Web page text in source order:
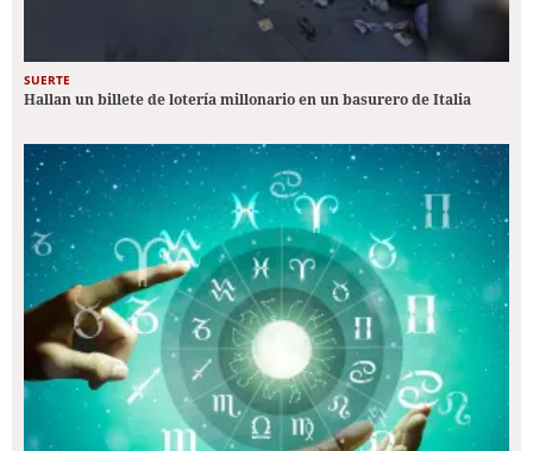
SUERTE
Hallan un billete de lotería millonario en un basurero de Italia